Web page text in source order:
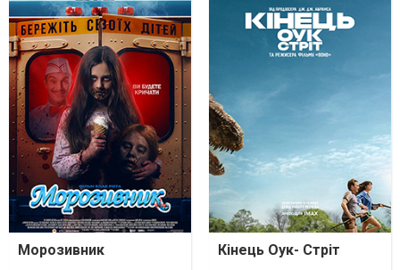
Морозивник Кінець Оук- Стріт